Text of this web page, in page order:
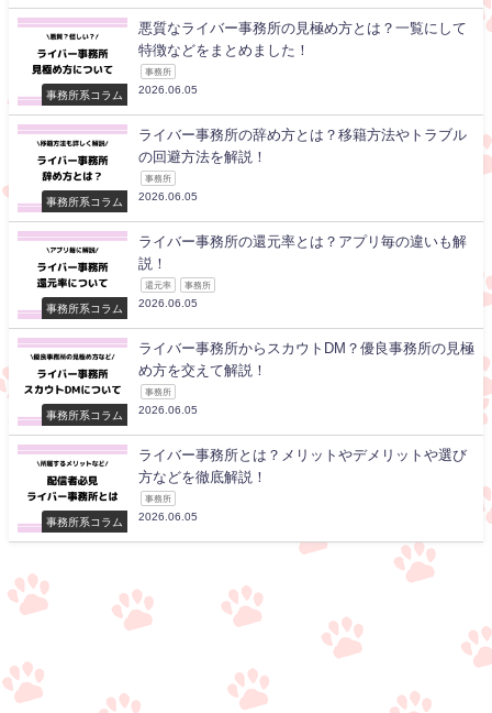
事務所系コラム
悪質なライバー事務所の見極め方とは？一覧にして
特徴などをまとめました！
事務所
2026.06.05
事務所系コラム
ライバー事務所の辞め方とは？移籍方法やトラブル
の回避方法を解説！
事務所
2026.06.05
事務所系コラム
ライバー事務所の還元率とは？アプリ毎の違いも解
説！
還元率 事務所
2026.06.05
事務所系コラム
ライバー事務所からスカウトDM？優良事務所の見極
め方を交えて解説！
事務所
2026.06.05
事務所系コラム
ライバー事務所とは？メリットやデメリットや選び
方などを徹底解説！
事務所
2026.06.05